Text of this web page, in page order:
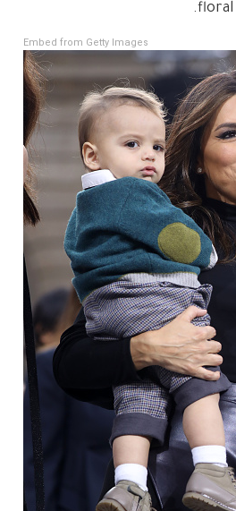
Embed from Getty Images